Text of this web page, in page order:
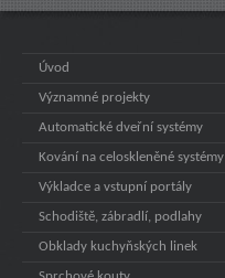
Úvod
Významné projekty
Automatické dveřní systémy
Kování na celoskleněné systémy
Výkladce a vstupní portály
Schodiště, zábradlí, podlahy
Obklady kuchyňských linek